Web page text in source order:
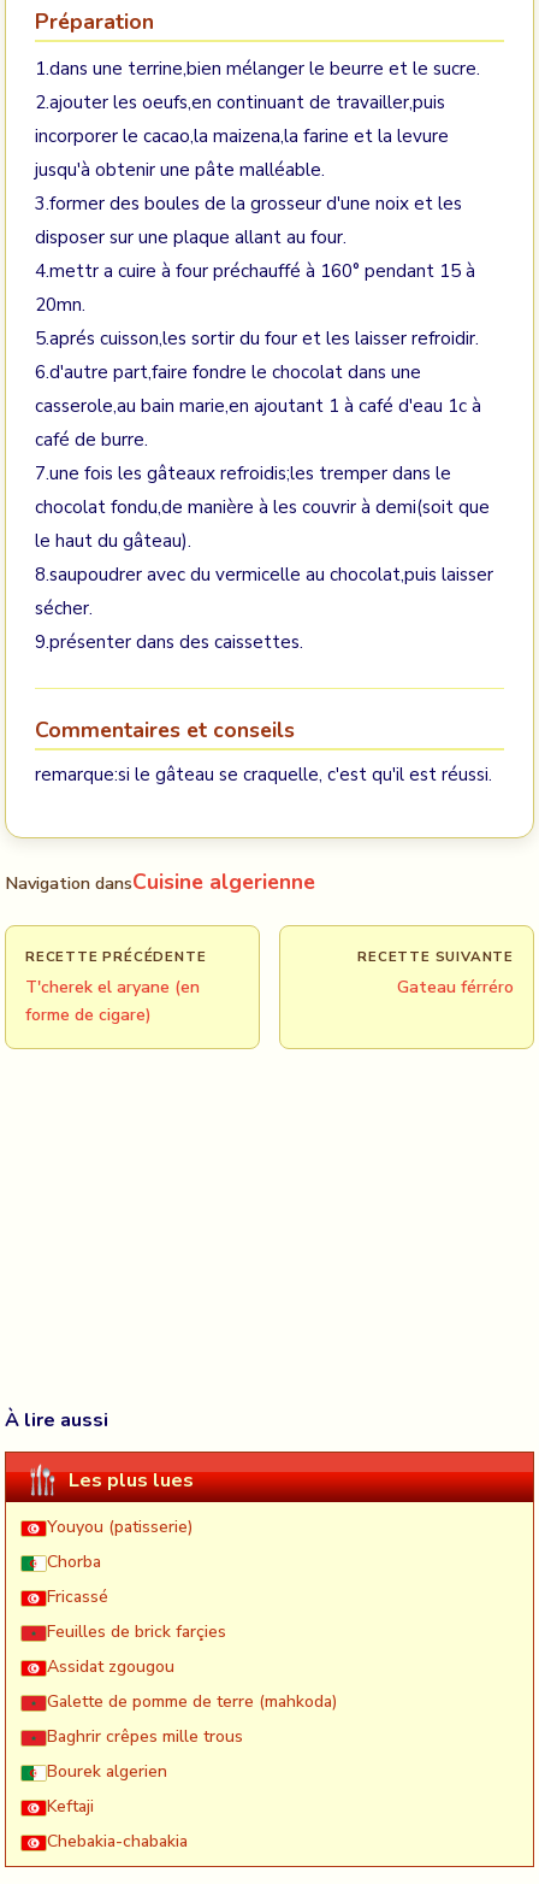
Préparation
1.dans une terrine,bien mélanger le beurre et le sucre.
2.ajouter les oeufs,en continuant de travailler,puis
incorporer le cacao,la maizena,la farine et la levure
jusqu'à obtenir une pâte malléable.
3.former des boules de la grosseur d'une noix et les
disposer sur une plaque allant au four.
4.mettr a cuire à four préchauffé à 160° pendant 15 à
20mn.
5.aprés cuisson,les sortir du four et les laisser refroidir.
6.d'autre part,faire fondre le chocolat dans une
casserole,au bain marie,en ajoutant 1 à café d'eau 1c à
café de burre.
7.une fois les gâteaux refroidis;les tremper dans le
chocolat fondu,de manière à les couvrir à demi(soit que
le haut du gâteau).
8.saupoudrer avec du vermicelle au chocolat,puis laisser
sécher.
9.présenter dans des caissettes.
Commentaires et conseils
remarque:si le gâteau se craquelle, c'est qu'il est réussi.
Navigation dansCuisine algerienne
RECETTE PRÉCÉDENTE
T'cherek el aryane (en
forme de cigare)
RECETTE SUIVANTE
Gateau férréro
À lire aussi
Les plus lues
Youyou (patisserie)
Chorba
Fricassé
Feuilles de brick farçies
Assidat zgougou
Galette de pomme de terre (mahkoda)
Baghrir crêpes mille trous
Bourek algerien
Keftaji
Chebakia-chabakia